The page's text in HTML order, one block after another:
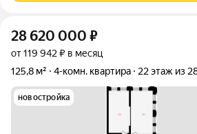
28 620 000 ₽
от 119 942 ₽ в месяц
125,8 м²
4-комн. квартира 22 этаж из
новостройка